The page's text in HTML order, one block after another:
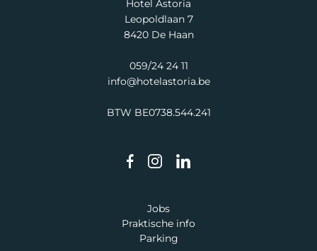
Hotel Astoria
Leopoldlaan 7
8420 De Haan
059/24 24 11
info@hotelastoria.be
BTW BE0738.544.241
Jobs
Praktische info
Parking